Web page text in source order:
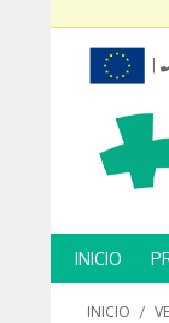
INICIO
INICIO /